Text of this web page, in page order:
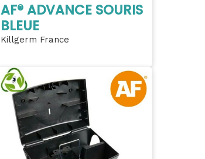
AF® ADVANCE SOURIS
BLEUE
Killgerm France